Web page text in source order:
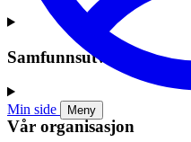
Min side Meny
Samfunnsutvikling
Vår organisasjon